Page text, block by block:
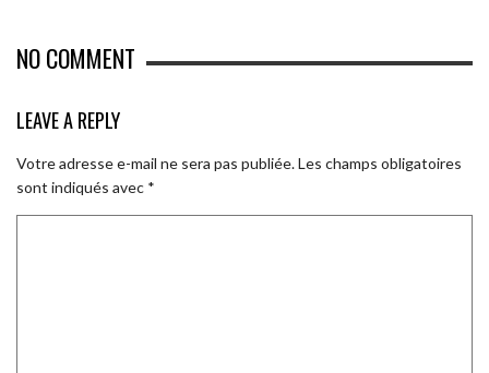
NO COMMENT
LEAVE A REPLY
Votre adresse e-mail ne sera pas publiée.Les champs obligatoires
sont indiqués avec *